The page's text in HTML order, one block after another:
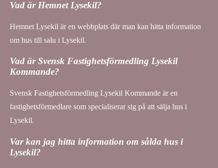
Vad är Hemnet Lysekil?
Hemnet Lysekil är en webbplats där man kan hitta information
om hus till salu i Lysekil.
Vad är Svensk Fastighetsförmedling Lysekil
Kommande?
Svensk Fastighetsförmedling Lysekil Kommande är en
fastighetsförmedlare som specialiserar sig på att sälja hus i
Lysekil.
Var kan jag hitta information om sålda hus i
Lysekil?